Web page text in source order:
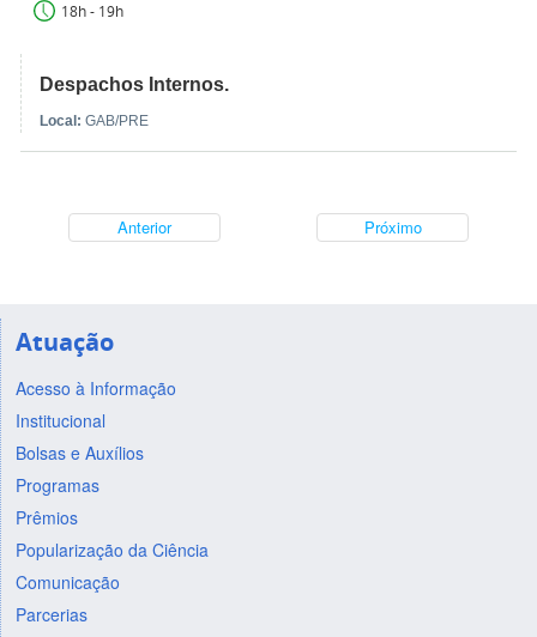
18h - 19h
Despachos Internos.
Local: GAB/PRE
Anterior Próximo
Atuação
Acesso à Informação
Institucional
Bolsas e Auxílios
Programas
Prêmios
Popularização da Ciência
Comunicação
Parcerias